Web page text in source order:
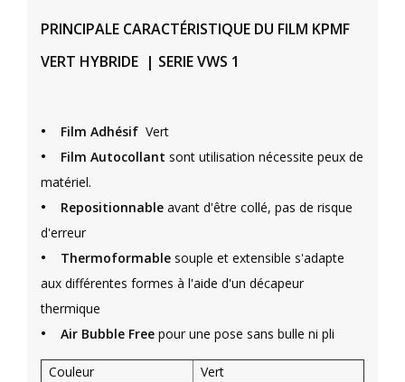
PRINCIPALE CARACTÉRISTIQUE DU FILM KPMF
VERT HYBRIDE | SERIE VWS 1
• Film Adhésif Vert
• Film Autocollant sont utilisation nécessite peux de
matériel.
• Repositionnable avant d'être collé, pas de risque
d'erreur
• Thermoformable souple et extensible s'adapte
aux différentes formes à l'aide d'un décapeur
thermique
• Air Bubble Free pour une pose sans bulle ni pli
Couleur
Vert